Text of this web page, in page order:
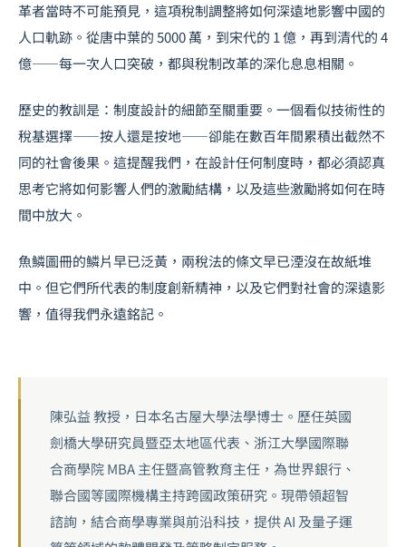
革者當時不可能預見，這項稅制調整將如何深遠地影響中國的
人口軌跡。從唐中葉的 5000 萬，到宋代的 1 億，再到清代的 4
億——每一次人口突破，都與稅制改革的深化息息相關。
歷史的教訓是：制度設計的細節至關重要。一個看似技術性的
稅基選擇——按人還是按地——卻能在數百年間累積出截然不
同的社會後果。這提醒我們，在設計任何制度時，都必須認真
思考它將如何影響人們的激勵結構，以及這些激勵將如何在時
間中放大。
魚鱗圖冊的鱗片早已泛黃，兩稅法的條文早已湮沒在故紙堆
中。但它們所代表的制度創新精神，以及它們對社會的深遠影
響，值得我們永遠銘記。
陳弘益 教授，日本名古屋大學法學博士。歷任英國
劍橋大學研究員暨亞太地區代表、浙江大學國際聯
合商學院 MBA 主任暨高管教育主任，為世界銀行、
聯合國等國際機構主持跨國政策研究。現帶領超智
諮詢，結合商學專業與前沿科技，提供 AI 及量子運